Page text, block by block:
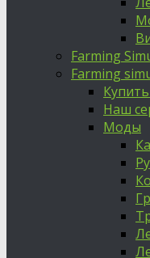
Farming
Farming
Наш
Моды